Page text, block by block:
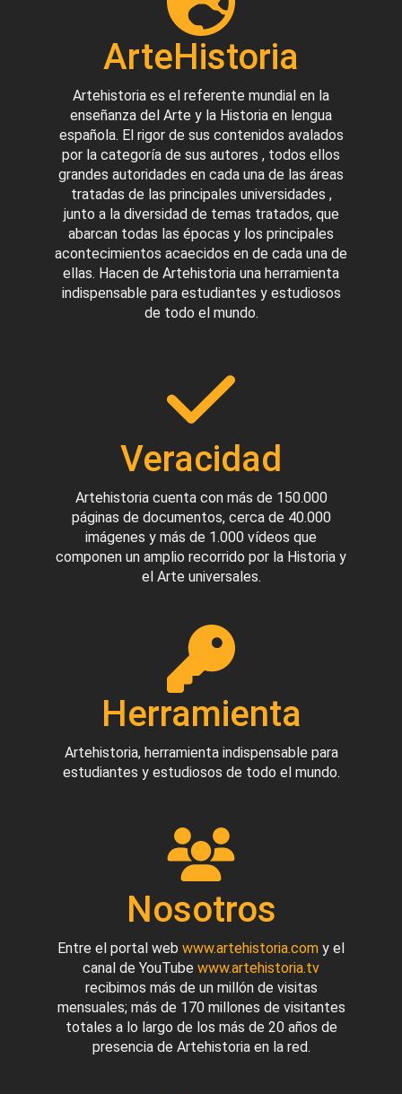
ArteHistoria
Artehistoria es el referente mundial en la
enseñanza del Arte y la Historia en lengua
española. El rigor de sus contenidos avalados
por la categoría de sus autores , todos ellos
grandes autoridades en cada una de las áreas
tratadas de las principales universidades ,
junto a la diversidad de temas tratados, que
abarcan todas las épocas y los principales
acontecimientos acaecidos en de cada una de
ellas. Hacen de Artehistoria una herramienta
indispensable para estudiantes y estudiosos
de todo el mundo.
Veracidad
Artehistoria cuenta con más de 150.000
páginas de documentos, cerca de 40.000
imágenes y más de 1.000 vídeos que
componen un amplio recorrido por la Historia y
el Arte universales.
Herramienta
Artehistoria, herramienta indispensable para
estudiantes y estudiosos de todo el mundo.
Nosotros
Entre el portal web www.artehistoria.com y el
canal de YouTube www.artehistoria.tv
recibimos más de un millón de visitas
mensuales; más de 170 millones de visitantes
totales a lo largo de los más de 20 años de
presencia de Artehistoria en la red.